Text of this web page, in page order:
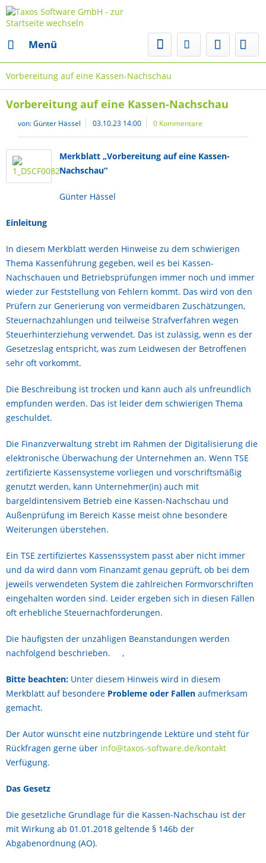
Menü
Vorbereitung auf eine Kassen-Nachschau
Vorbereitung auf eine Kassen-Nachschau
von:Günter Hässel 03.10.23 14:00 0 Kommentare
Merkblatt „Vorbereitung auf eine Kassen-
Nachschau“
Günter Hässel
Einleitung
In diesem Merkblatt werden Hinweise zu dem schwierigen
Thema Kassenführung gegeben, weil es bei Kassen-
Nachschauen und Betriebsprüfungen immer noch und immer
wieder zur Feststellung von Fehlern kommt. Das wird von den
Prüfern zur Generierung von vermeidbaren Zuschätzungen,
Steuernachzahlungen und teilweise Strafverfahren wegen
Steuerhinterziehung verwendet. Das ist zulässig, wenn es der
Gesetzeslag entspricht, was zum Leidwesen der Betroffenen
sehr oft vorkommt.
Die Beschreibung ist trocken und kann auch als unfreundlich
empfunden werden. Das ist leider dem schwierigen Thema
geschuldet.
Die Finanzverwaltung strebt im Rahmen der Digitalisierung die
elektronische Überwachung der Unternehmen an. Wenn TSE
zertifizierte Kassensysteme vorliegen und vorschriftsmäßig
genutzt werden, kann Unternehmer(in) auch mit
bargeldintensivem Betrieb eine Kassen-Nachschau und
Außenprüfung im Bereich Kasse meist ohne besondere
Weiterungen überstehen.
Ein TSE zertifiziertes Kassenssystem passt aber nicht immer
und da wird dann vom Finanzamt genau geprüft, ob bei dem
jeweils verwendeten System die zahlreichen Formvorschriften
eingehalten worden sind. Leider ergeben sich in diesen Fällen
oft erhebliche Steuernachforderungen.
Die häufigsten der unzähligen Beanstandungen werden
nachfolgend beschrieben. ,
Bitte beachten: Unter diesem Hinweis wird in diesem
Merkblatt auf besondere Probleme oder Fallen aufmerksam
gemacht.
Der Autor wünscht eine nutzbringende Lektüre und steht für
Rückfragen gerne über info@taxos-software.de/kontakt
Verfügung.
Das Gesetz
Die gesetzliche Grundlage für die Kassen-Nachschau ist der
mit Wirkung ab 01.01.2018 geltende § 146b der
Abgabenordnung (AO).